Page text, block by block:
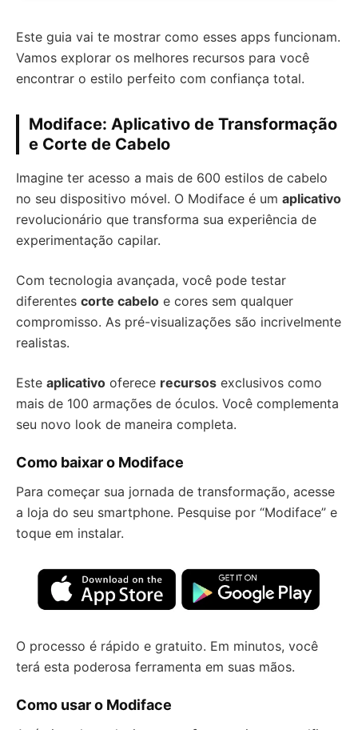
Este guia vai te mostrar como esses apps funcionam.
Vamos explorar os melhores recursos para você
encontrar o estilo perfeito com confiança total.
Modiface: Aplicativo de Transformação
e Corte de Cabelo
Imagine ter acesso a mais de 600 estilos de cabelo
no seu dispositivo móvel. O Modiface é um aplicativo
revolucionário que transforma sua experiência de
experimentação capilar.
Com tecnologia avançada, você pode testar
diferentes corte cabelo e cores sem qualquer
compromisso. As pré-visualizações são incrivelmente
realistas.
Este aplicativo oferece recursos exclusivos como
mais de 100 armações de óculos. Você complementa
seu novo look de maneira completa.
Como baixar o Modiface
Para começar sua jornada de transformação, acesse
a loja do seu smartphone. Pesquise por “Modiface” e
toque em instalar.
O processo é rápido e gratuito. Em minutos, você
terá esta poderosa ferramenta em suas mãos.
Como usar o Modiface